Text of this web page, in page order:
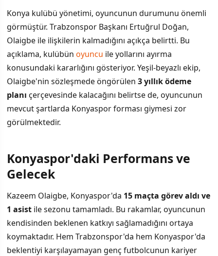
Konya kulübü yönetimi, oyuncunun durumunu önemli
görmüştür. Trabzonspor Başkanı Ertuğrul Doğan,
Olaigbe ile ilişkilerin kalmadığını açıkça belirtti. Bu
açıklama, kulübün oyuncu ile yollarını ayırma
konusundaki kararlığını gösteriyor. Yeşil-beyazlı ekip,
Olaigbe'nin sözleşmede öngörülen 3 yıllık ödeme
planı çerçevesinde kalacağını belirtse de, oyuncunun
mevcut şartlarda Konyaspor forması giymesi zor
görülmektedir.
Konyaspor'daki Performans ve
Gelecek
Kazeem Olaigbe, Konyaspor'da 15 maçta görev aldı ve
1 asist ile sezonu tamamladı. Bu rakamlar, oyuncunun
kendisinden beklenen katkıyı sağlamadığını ortaya
koymaktadır. Hem Trabzonspor'da hem Konyaspor'da
beklentiyi karşılayamayan genç futbolcunun kariyer